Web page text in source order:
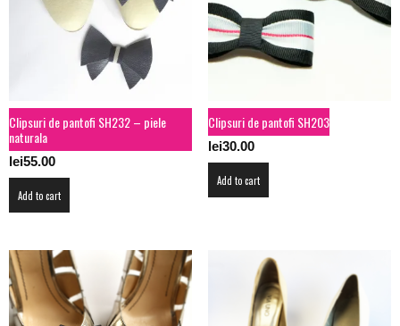
Clipsuri de pantofi SH232 – piele
naturala
lei55.00
Add to cart
Clipsuri de pantofi SH203
lei30.00
Add to cart